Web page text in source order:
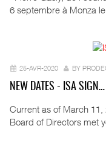
6 septembre à Monza
25-AVR-2020 BY
NEW DATES - ISA SIGN…
Current as of March 11,
Board of Directors met